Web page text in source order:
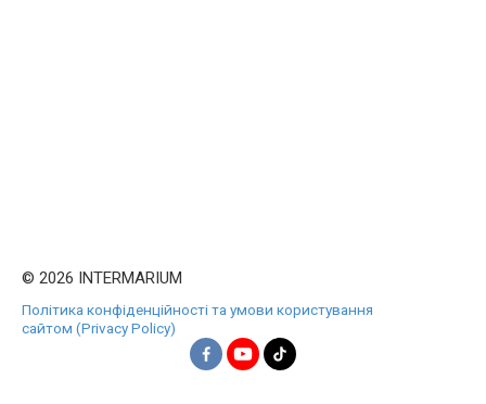
© 2026 INTERMARIUM
Політика конфіденційності та умови користування
сайтом (Privacy Policy)